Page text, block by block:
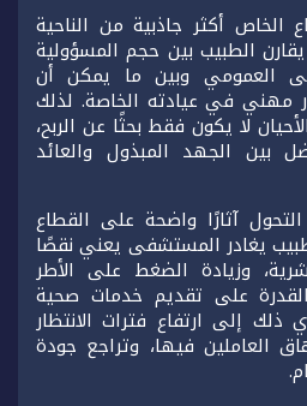
الخاص أكثر جاذبية من الناحية
الطبيب بين حجم المسؤولية
العمومي وبين ما يمكن أن
مهني في عيادته الخاصة. لذلك
لا يكون فقط بحثًا عن الربح،
بين الجهد المبذول والعائد
آثارًا واضحة على القطاع
يغادر المستشفى يعني نقصًا
وزيادة الضغط على الأطر
القدرة على تقديم خدمات صحية
إلى ارتفاع فترات الانتظار
العاملين فيها، وتراجع جودة